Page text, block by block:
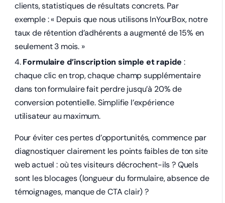
clients, statistiques de résultats concrets. Par
exemple : « Depuis que nous utilisons InYourBox, notre
taux de rétention d’adhérents a augmenté de 15% en
seulement 3 mois. »
Formulaire d’inscription simple et rapide :
chaque clic en trop, chaque champ supplémentaire
dans ton formulaire fait perdre jusqu’à 20% de
conversion potentielle. Simplifie l’expérience
utilisateur au maximum.
Pour éviter ces pertes d’opportunités, commence par
diagnostiquer clairement les points faibles de ton site
web actuel : où tes visiteurs décrochent-ils ? Quels
sont les blocages (longueur du formulaire, absence de
témoignages, manque de CTA clair) ?